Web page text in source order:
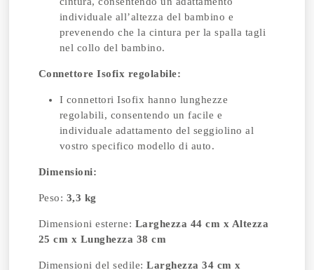
individuale all’altezza del bambino e
prevenendo che la cintura per la spalla tagli
nel collo del bambino.
Connettore Isofix regolabile:
I connettori Isofix hanno lunghezze
regolabili, consentendo un facile e
individuale adattamento del seggiolino al
vostro specifico modello di auto.
Dimensioni:
Peso: 3,3 kg
Dimensioni esterne: Larghezza 44 cm x Altezza
25 cm x Lunghezza 38 cm
Dimensioni del sedile:Larghezza 34 cm x